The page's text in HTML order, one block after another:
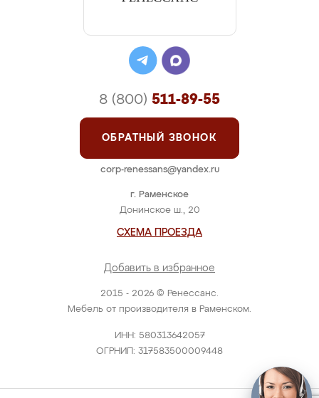
2015 - 2026 © Ренессанс.
Мебель от производителя в Раменском.
ИНН: 580313642057
ОГРНИП: 317583500009448
г. Раменское
Донинское ш., 20
СХЕМА ПРОЕЗДА
Добавить в избранное
8 (800) 511-89-55
ОБРАТНЫЙ ЗВОНОК
corp-renessans@yandex.ru